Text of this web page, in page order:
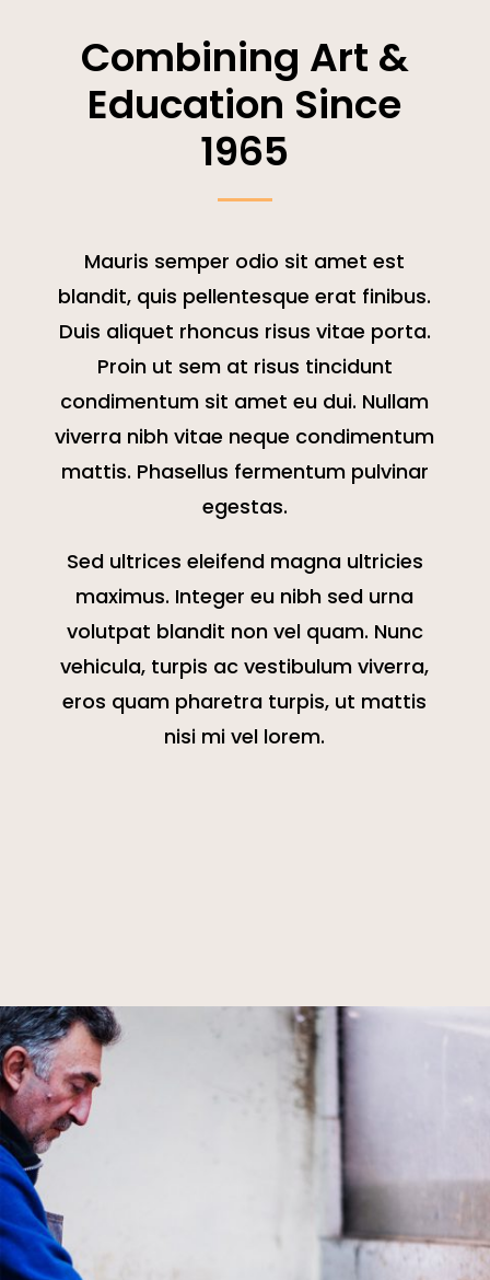
Combining Art &
Education Since
1965
Mauris semper odio sit amet est
blandit, quis pellentesque erat finibus.
Duis aliquet rhoncus risus vitae porta.
Proin ut sem at risus tincidunt
condimentum sit amet eu dui. Nullam
viverra nibh vitae neque condimentum
mattis. Phasellus fermentum pulvinar
egestas.
Sed ultrices eleifend magna ultricies
maximus. Integer eu nibh sed urna
volutpat blandit non vel quam. Nunc
vehicula, turpis ac vestibulum viverra,
eros quam pharetra turpis, ut mattis
nisi mi vel lorem.